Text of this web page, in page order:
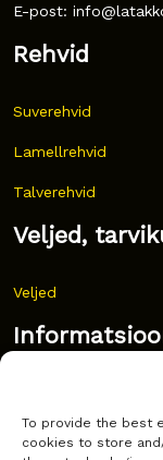
To provide the best
cookies to store
E-post:
Rehvid
Suverehvid
Lamellrehvid
Talverehvid
Veljed,
Veljed
Korduma kippuvad